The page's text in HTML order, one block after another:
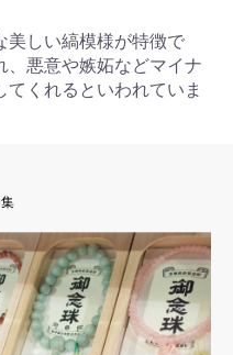
美しい縞模様が特徴で
、悪意や嫉妬などマイナ
くれるといわれていま